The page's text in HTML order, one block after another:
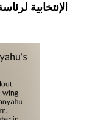
الإنتخابية